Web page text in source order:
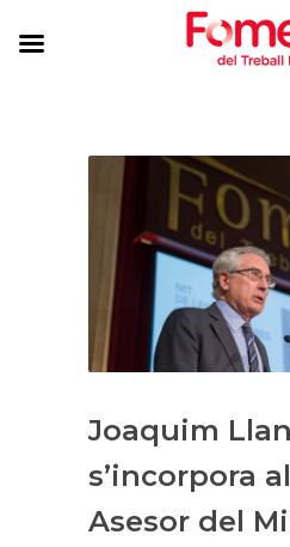
Joaquim
s’incorpora
Asesor del